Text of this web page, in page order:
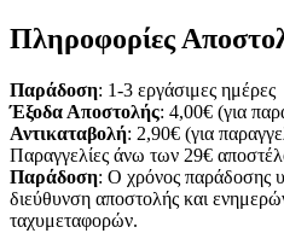
Πληροφορίες
Παράδοση: 1-3 εργάσιμες ημέρες
Έξοδα Αποστολής: 4,00€ (για
Αντικαταβολή: 2,90€ (για
Παραγγελίες άνω των 29€
Παράδοση: Ο χρόνος παράδοσης
διεύθυνση αποστολής και
ταχυμεταφορών.